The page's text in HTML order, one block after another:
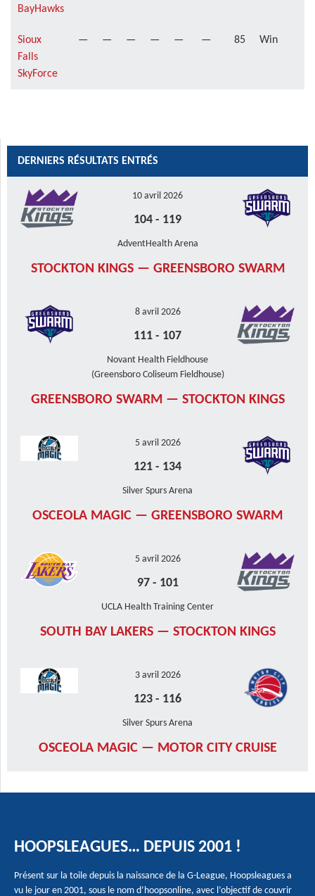
BayHawks
Sioux
Falls
SkyForce
— — — — — — 85 Win
DERNIERS RÉSULTATS ENTRÉS
10 avril 2026
104 - 119
AdventHealth Arena
STOCKTON KINGS — GREENSBORO SWARM
8 avril 2026
111 - 107
Novant Health Fieldhouse
(Greensboro Coliseum Fieldhouse)
GREENSBORO SWARM — STOCKTON KINGS
5 avril 2026
121 - 134
Silver Spurs Arena
OSCEOLA MAGIC — GREENSBORO SWARM
5 avril 2026
97- 101
UCLA Health Training Center
SOUTH BAY LAKERS — STOCKTON KINGS
3 avril 2026
123 - 116
Silver Spurs Arena
OSCEOLA MAGIC — MOTOR CITY CRUISE
HOOPSLEAGUES… DEPUIS 2001 !
Présent sur la toile depuis la naissance de la G-League, Hoopsleagues a
vu le jour en 2001, sous le nom d’hoopsonline, avec l’objectif de couvrir